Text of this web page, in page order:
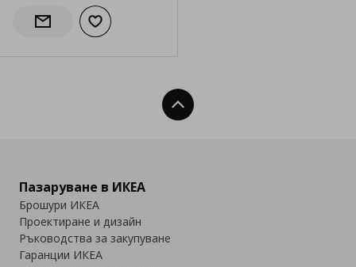
Информирай ме за наличност
Добави към списъка с любими
Нагоре
Пазаруване в ИКЕА
Брошури ИКЕА
Проектиране и дизайн
Ръководства за закупуване
Гаранции ИКЕА